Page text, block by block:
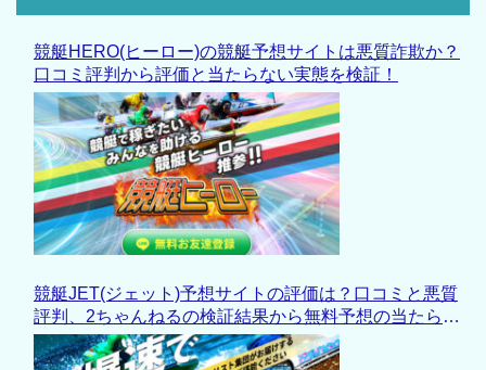
競艇HERO(ヒーロー)の競艇予想サイトは悪質詐欺か？
口コミ評判から評価と当たらない実態を検証！
競艇JET(ジェット)予想サイトの評価は？口コミと悪質
評判、2ちゃんねるの検証結果から無料予想の当たらな
い実態と退会理由も徹底解析！